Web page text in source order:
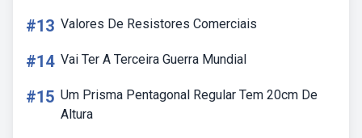
#13 Valores De Resistores Comerciais
#14 Vai Ter A Terceira Guerra Mundial
#15 Um Prisma Pentagonal Regular Tem 20cm De
Altura